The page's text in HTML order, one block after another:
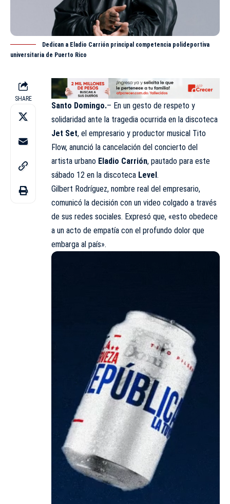
Dedican a Eladio Carrión principal competencia polideportiva
universitaria de Puerto Rico
SHARE
Santo Domingo.– En un gesto de respeto y
solidaridad ante la tragedia ocurrida en la discoteca
Jet Set, el empresario y productor musical Tito
Flow, anunció la cancelación del concierto del
artista urbano Eladio Carrión, pautado para este
sábado 12 en la discoteca Level .
Gilbert Rodríguez, nombre real del empresario,
comunicó la decisión con un video colgado a través
de sus redes sociales. Expresó que, «esto obedece
a un acto de empatía con el profundo dolor que
embarga al país».